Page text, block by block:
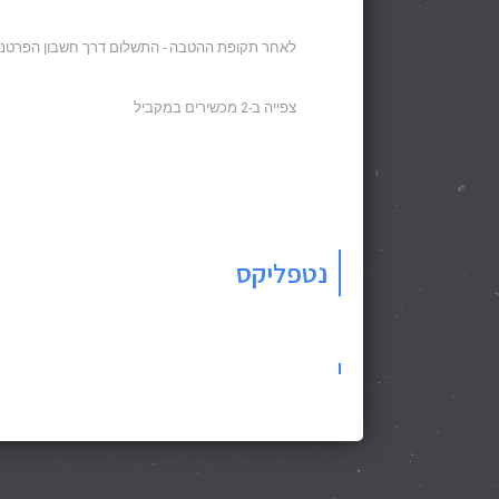
לאחר תקופת ההטבה - התשלום דרך חשבון
צפייה ב-2 מכשירים במקביל
נטפליקס